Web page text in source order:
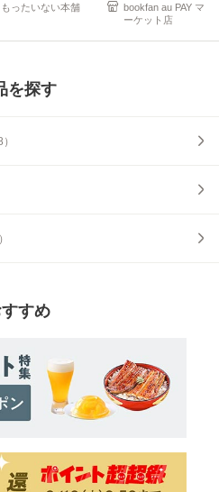
もったいない本舗
bookfan au PAY マ
ーケット店
を探す
）
）
すめ